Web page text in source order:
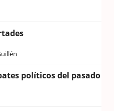
políticos del pasado